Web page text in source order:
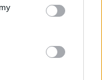
You may click to
party tags to
in below Google
βοηθά
- Η πρώτη
38χρονης
Κυψέλη
το θαύμα